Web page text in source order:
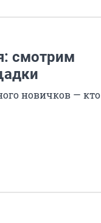
смотрим
новичков — кто